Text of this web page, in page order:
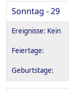
Sonntag - 29